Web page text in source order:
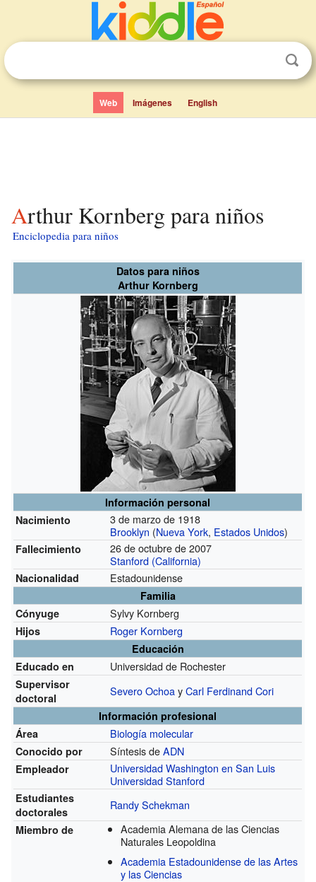
Web Imágenes English
Arthur Kornberg para niños
Enciclopedia para niños
Datos para niños
Arthur Kornberg
Información personal
Nacimiento
3 de marzo de 1918
Brooklyn (Nueva York, Estados Unidos)
Fallecimiento
26 de octubre de 2007
Stanford (California)
Nacionalidad Estadounidense
Familia
Cónyuge
Sylvy Kornberg
Hijos Roger Kornberg
Educación
Educado en
Universidad de Rochester
Supervisor
doctoral
Severo OchoayCarl Ferdinand Cori
Información profesional
Área
Biología molecular
Conocido por Síntesis deADN
Empleador
Universidad Washington en San Luis
Universidad Stanford
Estudiantes
doctorales
Randy Schekman
Miembro de
Academia Alemana de las Ciencias
Naturales Leopoldina
Academia Estadounidense de las Artes
y las Ciencias